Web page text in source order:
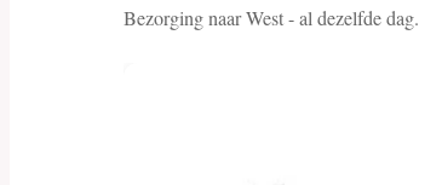
Bezorging naar West - al dezelfde dag.